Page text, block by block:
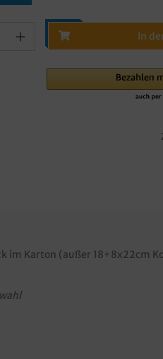
In
im Karton (außer 18+8x22cm